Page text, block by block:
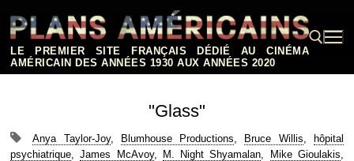
contenu
LE PREMIER SITE FRANÇAIS DÉDIÉ AU CINÉMA
AMÉRICAIN DES ANNÉES 1930 AUX ANNÉES 2020
Rechercher :
"Glass"
Anya Taylor-Joy, Blumhouse Productions, Bruce Willis,
hôpital
psychiatrique,James McAvoy, M. Night Shyamalan, Mike Gioulakis,